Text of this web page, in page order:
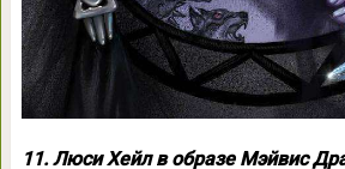
11. Люси Хейл в образе Мэйвис